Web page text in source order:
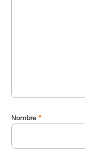
Nombre *